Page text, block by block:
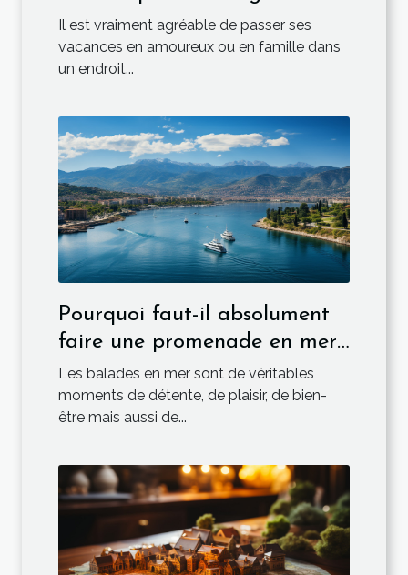
France ?
Il est vraiment agréable de passer ses
vacances en amoureux ou en famille dans
un endroit...
Pourquoi faut-il absolument
faire une promenade en mer
depuis Ajaccio?
Les balades en mer sont de véritables
moments de détente, de plaisir, de bien-
être mais aussi de...